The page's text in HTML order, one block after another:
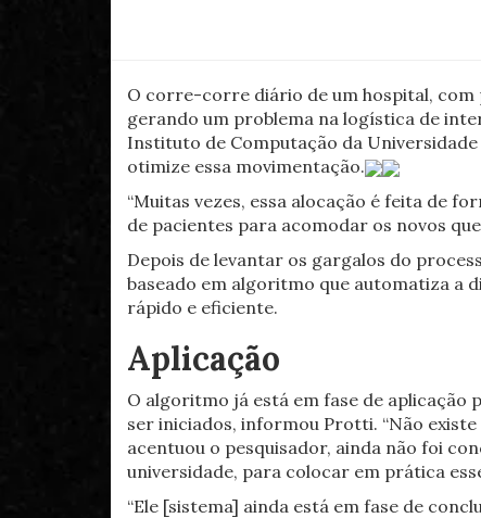
O corre-corre diário de um hospital, com
gerando um problema na logística de
Instituto de Computação da
otimize essa movimentação.
“Muitas vezes, essa alocação é feita de
de pacientes para acomodar os novos
Depois de levantar os gargalos do
baseado em algoritmo que automatiza a
rápido e eficiente.
Aplicação
O algoritmo já está em fase de aplicação
ser iniciados, informou Protti. “Não
acentuou o pesquisador, ainda não foi
universidade, para colocar em prática
“Ele [sistema] ainda está em fase de